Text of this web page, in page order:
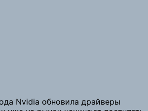
Nvidia обновила драйверы